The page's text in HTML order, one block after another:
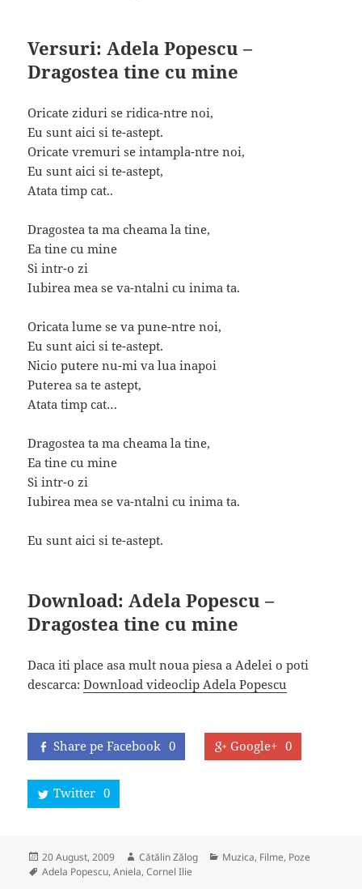
Versuri: Adela Popescu –
Dragostea tine cu mine
Oricate ziduri se ridica-ntre noi,
Eu sunt aici si te-astept.
Oricate vremuri se intampla-ntre noi,
Eu sunt aici si te-astept,
Atata timp cat..
Dragostea ta ma cheama la tine,
Ea tine cu mine
Si intr-o zi
Iubirea mea se va-ntalni cu inima ta.
Oricata lume se va pune-ntre noi,
Eu sunt aici si te-astept.
Nicio putere nu-mi va lua inapoi
Puterea sa te astept,
Atata timp cat…
Dragostea ta ma cheama la tine,
Ea tine cu mine
Si intr-o zi
Iubirea mea se va-ntalni cu inima ta.
Eu sunt aici si te-astept.
Download: Adela Popescu –
Dragostea tine cu mine
Daca iti place asa mult noua piesa a Adelei o poti
descarca:Download videoclip Adela Popescu
Share pe Facebook 0 Google+ 0
Twitter 0
Posted
on
20 August, 2009 Author
Cătălin Zălog Categories
Muzica, Filme, Poze
Tags
Adela Popescu,Aniela,Cornel Ilie